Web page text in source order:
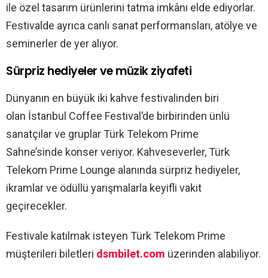
ile özel tasarım ürünlerini tatma imkânı elde ediyorlar.
Festivalde ayrıca canlı sanat performansları, atölye ve
seminerler de yer alıyor.
Sürpriz hediyeler ve müzik ziyafeti
Dünyanın en büyük iki kahve festivalinden biri
olan İstanbul Coffee Festival’de birbirinden ünlü
sanatçılar ve gruplar Türk Telekom Prime
Sahne’sinde konser veriyor. Kahveseverler, Türk
Telekom Prime Lounge alanında sürpriz hediyeler,
ikramlar ve ödüllü yarışmalarla keyifli vakit
geçirecekler.
Festivale katılmak isteyen Türk Telekom Prime
müşterileri biletleri dsmbilet.com üzerinden alabiliyor.